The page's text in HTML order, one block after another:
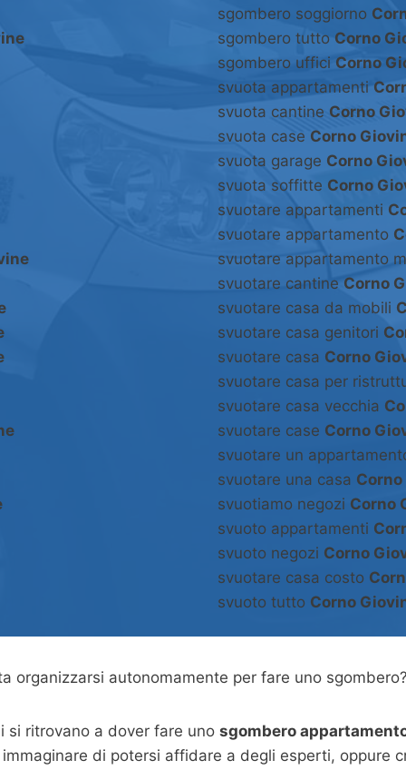
sgombero soggiorno
sgombero tutto Corno
sgombero uffici Corno
svuota appartamenti
svuota cantine Corno
svuota case Corno
svuota garage Corno
svuota soffitte Corno
svuotare appartamenti
svuotare appartamento
svuotare appartamento
svuotare cantine Corno
svuotare casa da mobili
svuotare casa genitori
svuotare casa Corno
svuotare casa per
svuotare casa vecchia
svuotare case Corno
svuotare un
svuotare una casa
svuotiamo negozi Corno
svuoto appartamenti
svuoto negozi Corno
svuotare casa costo
svuoto tutto Corno
organizzarsi autonomamente per fare uno
si ritrovano a dover fare uno sgombero
di potersi affidare a degli esperti, oppure